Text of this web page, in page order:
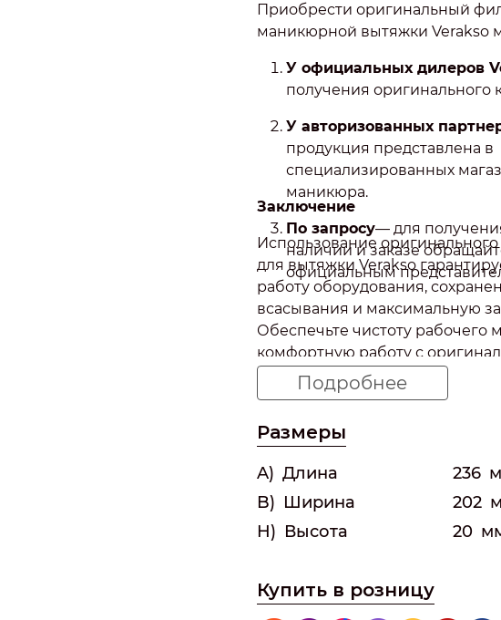
Приобрести оригинальный
маникюрной вытяжки Verakso
У официальных дилеров
получения оригинального
У авторизованных
продукция представлена в
специализированных
маникюра.
По запросу— для
наличии и заказе
официальным
Заключение
Использование
для вытяжки Verakso
работу оборудования,
всасывания и максимальную
Обеспечьте чистоту рабочего
комфортную работу с
комплектующими!
Подробнее
Размеры
A) Длина 236
B) Ширина 202
H) Высота 20
Купить в розницу